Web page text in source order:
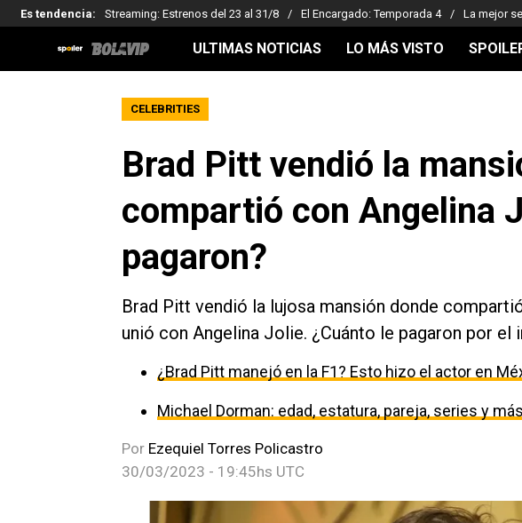
Es tendencia: Streaming: Estrenos del 23 al 31/8 El Encargado: Temporada 4 La mejor
ULTIMAS NOTICIAS LO MÁS VISTO
CELEBRITIES
Brad Pitt vendió la
compartió con Angelina
pagaron?
Brad Pitt vendió la lujosa mansión donde
unió con Angelina Jolie. ¿Cuánto le pagaron por el
¿Brad Pitt manejó en la F1? Esto hizo el actor en
Michael Dorman: edad, estatura, pareja, series y
Por Ezequiel Torres Policastro
30/03/2023 - 19:45hs UTC